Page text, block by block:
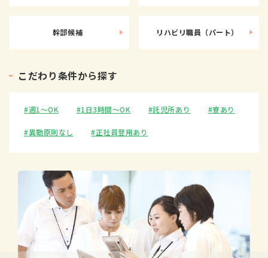
幹部候補 リハビリ職員（パート）
こ だわり条件から探す
週1〜OK 1日3時間〜OK 託児所あり 寮あり
異動原則なし 正社員登用あり